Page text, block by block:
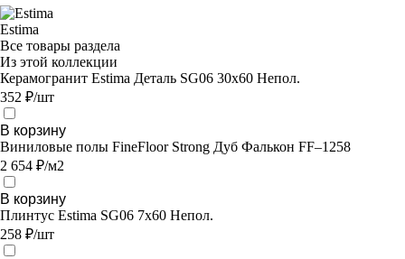
Estima
Все товары раздела
Из этой коллекции
Керамогранит Estima Деталь SG06 30x60 Непол.
352 ₽/шт
В корзину
Виниловые полы FineFloor Strong Дуб Фалькон FF–1258
2 654 ₽/м2
В корзину
Плинтус Estima SG06 7x60 Непол.
258 ₽/шт